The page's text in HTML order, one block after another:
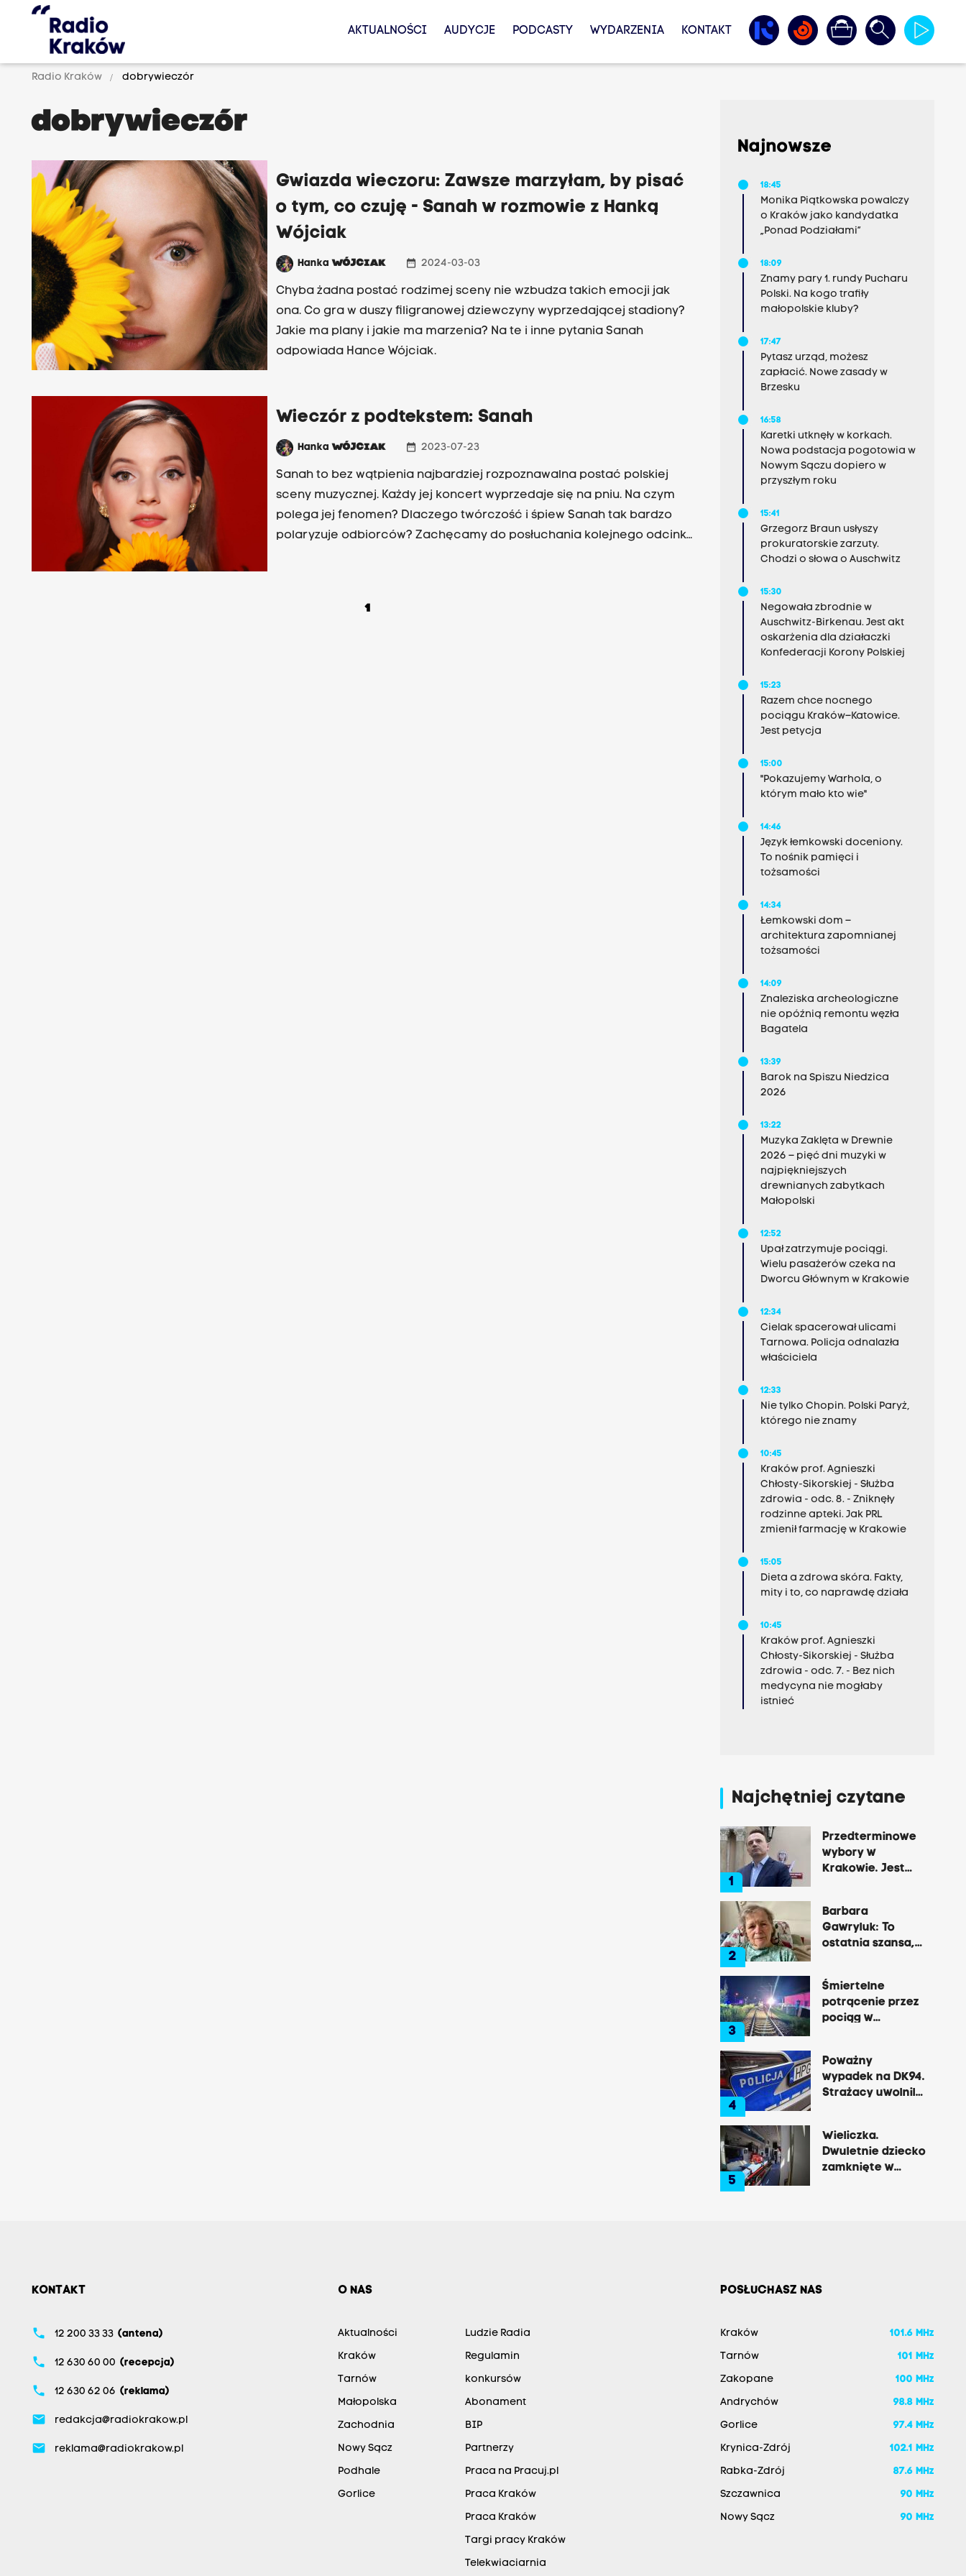
AKTUALNOŚCI AUDYCJE PODCASTY WYDARZENIA KONTAKT
Radio Kraków dobrywieczór
dobrywieczór
Gwiazda wieczoru: Zawsze marzyłam, by pisać
o tym, co czuję - Sanah w rozmowie z Hanką
Wójciak
HankaWÓJCIAK date_range 2024-03-03
Chyba żadna postać rodzimej sceny nie wzbudza takich emocji jak
ona. Co gra w duszy filigranowej dziewczyny wyprzedającej stadiony?
Jakie ma plany i jakie ma marzenia? Na te i inne pytania Sanah
odpowiada Hance Wójciak.
Wieczór z podtekstem: Sanah
HankaWÓJCIAK date_range 2023-07-23
Sanah to bez wątpienia najbardziej rozpoznawalna postać polskiej
sceny muzycznej. Każdy jej koncert wyprzedaje się na pniu. Na czym
polega jej fenomen? Dlaczego twórczość i śpiew Sanah tak bardzo
polaryzuje odbiorców? Zachęcamy do posłuchania kolejnego odcinka
1
Najnowsze
18:45
Monika Piątkowska powalczy
o Kraków jako kandydatka
„Ponad Podziałami”
18:09
Znamy pary 1. rundy Pucharu
Polski. Na kogo trafiły
małopolskie kluby?
17:47
Pytasz urząd, możesz
zapłacić. Nowe zasady w
Brzesku
16:58
Karetki utknęły w korkach.
Nowa podstacja pogotowia w
Nowym Sączu dopiero w
przyszłym roku
15:41
Grzegorz Braun usłyszy
prokuratorskie zarzuty.
Chodzi o słowa o Auschwitz
15:30
Negowała zbrodnie w
Auschwitz-Birkenau. Jest akt
oskarżenia dla działaczki
Konfederacji Korony Polskiej
15:23
Razem chce nocnego
pociągu Kraków–Katowice.
Jest petycja
15:00
"Pokazujemy Warhola, o
którym mało kto wie"
14:46
Język łemkowski doceniony.
To nośnik pamięci i
tożsamości
14:34
Łemkowski dom –
architektura zapomnianej
tożsamości
14:09
Znaleziska archeologiczne
nie opóźnią remontu węzła
Bagatela
13:39
Barok na Spiszu Niedzica
2026
13:22
Muzyka Zaklęta w Drewnie
2026 – pięć dni muzyki w
najpiękniejszych
drewnianych zabytkach
Małopolski
12:52
Upał zatrzymuje pociągi.
Wielu pasażerów czeka na
Dworcu Głównym w Krakowie
12:34
Cielak spacerował ulicami
Tarnowa. Policja odnalazła
właściciela
12:33
Nie tylko Chopin. Polski Paryż,
którego nie znamy
10:45
Kraków prof. Agnieszki
Chłosty-Sikorskiej - Służba
zdrowia - odc. 8. - Zniknęły
rodzinne apteki. Jak PRL
zmienił farmację w Krakowie
15:05
Dieta a zdrowa skóra. Fakty,
mity i to, co naprawdę działa
10:45
Kraków prof. Agnieszki
Chłosty-Sikorskiej - Służba
zdrowia - odc. 7. - Bez nich
medycyna nie mogłaby
istnieć
Najchętniej czytane
1
Przedterminowe
wybory w
Krakowie. Jest
2
Barbara
Gawryluk: To
ostatnia szansa,
chorobie
3
Śmiertelne
potrącenie przez
pociąg w
trasie do Krakowa
4
Poważny
wypadek na DK94.
Strażacy uwolnili
5
Wieliczka.
Dwuletnie dziecko
zamknięte w
KONTAKT
phone 12 200 33 33 (antena)
phone 12 630 60 00 (recepcja)
phone 12 630 62 06 (reklama)
email redakcja@radiokrakow.pl
email reklama@radiokrakow.pl
O NAS
Aktualności
Kraków
Tarnów
Małopolska
Zachodnia
Nowy Sącz
Podhale
Gorlice
Ludzie Radia
Regulamin
konkursów
Abonament
BIP
Partnerzy
Praca na Pracuj.pl
Praca Kraków
Praca Kraków
Targi pracy Kraków
Telekwiaciarnia
POSŁUCHASZ NAS
Kraków 101.6 MHz
Tarnów 101 MHz
Zakopane 100 MHz
Andrychów 98.8 MHz
Gorlice 97.4 MHz
Krynica-Zdrój 102.1 MHz
Rabka-Zdrój 87.6 MHz
Szczawnica 90 MHz
Nowy Sącz 90 MHz